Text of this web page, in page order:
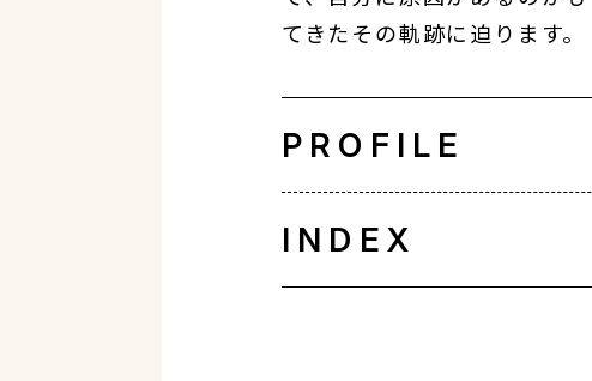
てきたその軌跡に迫ります。
PROFILE
INDEX